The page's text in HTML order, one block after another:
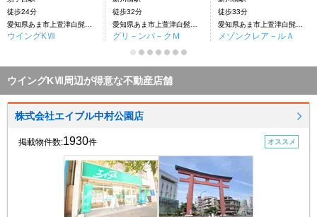
徒歩24分
ウイングKⅦ
徒歩32分
グリ－ンパ－クＭ
徒歩33分
メゾンクレア－ルＡ
ウイングKⅦ周辺が得意な不動産店舗
株式会社エイブル中村公園店
掲載物件数:1930件 オススメ